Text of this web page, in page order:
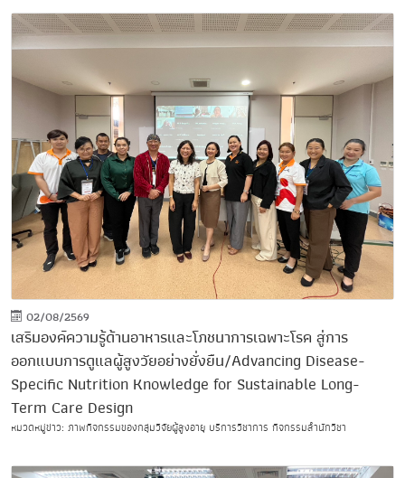
02/08/2569
เสริมองค์ความรู้ด้านอาหารและโภชนาการเฉพาะโรค สู่การ
ออกแบบการดูแลผู้สูงวัยอย่างยั่งยืน/Advancing Disease-
Specific Nutrition Knowledge for Sustainable Long-
Term Care Design
หมวดหมู่ข่าว: ภาพกิจกรรมของกลุ่มวิจัยผู้สูงอายุ บริการวิชาการ กิจกรรมสำนักวิชา